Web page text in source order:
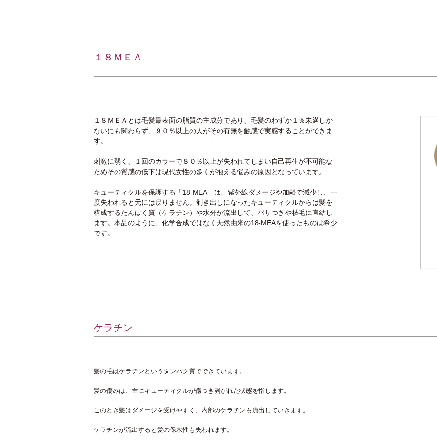
１８ＭＥＡ
１８ＭＥＡとは毛髪最表面の脂質の主成分であり、毛髪のわずか１％未満しか
ないにも関わらず、９０％以上の人がその有無を触感で実感することができま
す。
刺激に弱く、１回のカラーで８０％以上が失われてしまい自己再生が不可能な
ためその質感の低下は現代女性の多くが抱える悩みの原因となっています。
キューティクルを保護する「18-MEA」は、紫外線ダメージや加齢で減少し、一
度失われると元には戻りません。剥き出しになったキューティクルからは髪を
構成するたんぱく質（ケラチン）や水分が流出して、パサつきや枝毛に直結し
ます。本品のように、化学合成ではなく天然由来の18-MEAを使ったものは希少
です。
ケラチン
髪の毛はケラチンというタンパク質でできています。
髪の傷みは、主にキューティクルが傷つき剥がれた状態を指します。
このとき髪はダメージを受けやすく、内部のケラチンも流出していきます。
ケラチンが流出すると髪の保水性も失われます。